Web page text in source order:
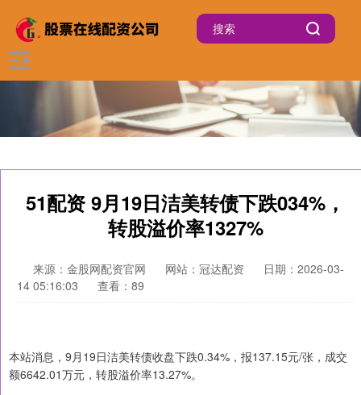
51配资 9月19日洁美转债下跌034%，
转股溢价率1327%
来源：金股网配资官网 网站：冠达配资
日期：2026-03-
14 05:16:03
查看：89
本站消息，9月19日洁美转债收盘下跌0.34%，报137.15元/张，成交
额6642.01万元，转股溢价率13.27%。